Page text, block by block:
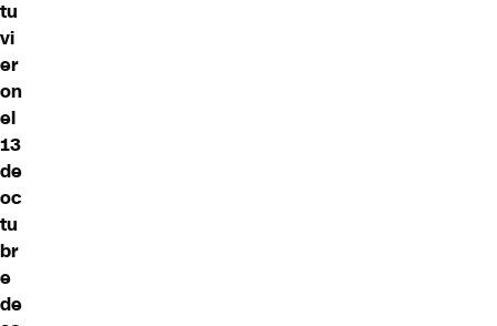
tu
vi
er
on
el
13
de
oc
tu
br
e
de